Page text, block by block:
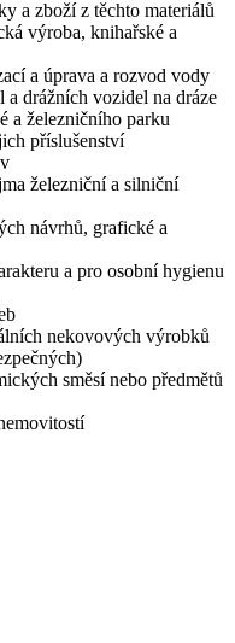
a zboží z těchto materiálů
výroba, knihařské a
a úprava a rozvod vody
drážních vozidel na dráze
a železničního parku
příslušenství
železniční a silniční
návrhů, grafické a
a pro osobní hygienu
nekovových výrobků
směsí nebo předmětů